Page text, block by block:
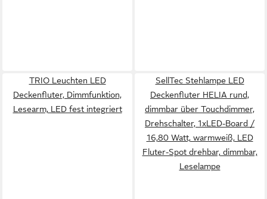
TRIO Leuchten LED
Deckenfluter, Dimmfunktion,
Lesearm, LED fest integriert
SellTec Stehlampe LED
Deckenfluter HELIA rund,
dimmbar über Touchdimmer,
Drehschalter, 1xLED-Board /
16,80 Watt, warmweiß, LED
Fluter-Spot drehbar, dimmbar,
Leselampe